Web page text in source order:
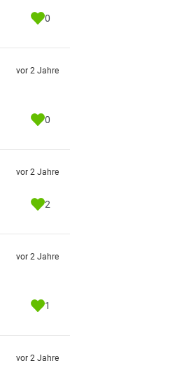
0
vor 2 Jahre
0
vor 2 Jahre
2
vor 2 Jahre
1
vor 2 Jahre